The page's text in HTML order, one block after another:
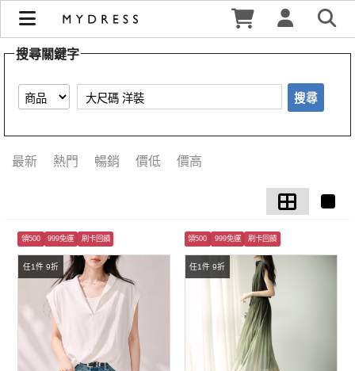
【大尺碼 洋裝】搜尋結果 | MYDRESS 時裳韓風
搜尋關鍵字
搜尋
最新 熱門 暢銷 價低 價高
任1件 9折
領500 999免運 刷卡回饋
任1件 9折
領500 999免運 刷卡回饋